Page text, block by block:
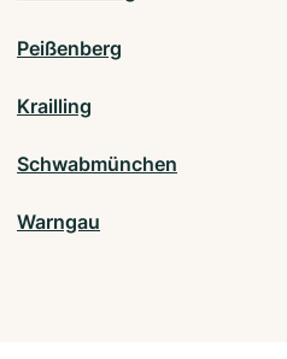
Peißenberg
Krailling
Schwabmünchen
Warngau